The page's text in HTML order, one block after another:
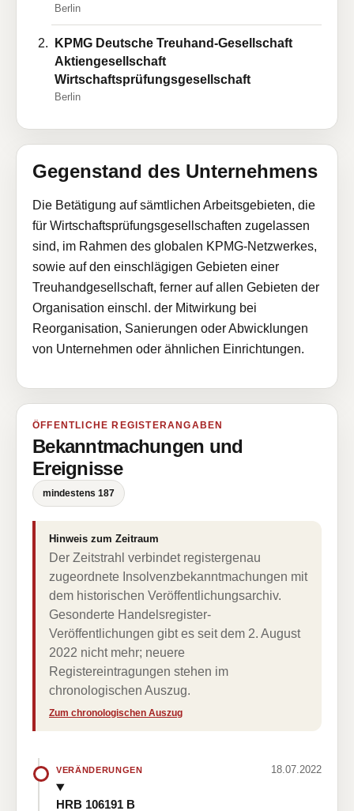
Berlin
KPMG Deutsche Treuhand-Gesellschaft
Aktiengesellschaft
Wirtschaftsprüfungsgesellschaft
Berlin
Gegenstand des Unternehmens
Die Betätigung auf sämtlichen Arbeitsgebieten, die
für Wirtschaftsprüfungsgesellschaften zugelassen
sind, im Rahmen des globalen KPMG-Netzwerkes,
sowie auf den einschlägigen Gebieten einer
Treuhandgesellschaft, ferner auf allen Gebieten der
Organisation einschl. der Mitwirkung bei
Reorganisation, Sanierungen oder Abwicklungen
von Unternehmen oder ähnlichen Einrichtungen.
ÖFFENTLICHE REGISTERANGABEN
Bekanntmachungen und
Ereignisse
mindestens 187
Hinweis zum Zeitraum
Der Zeitstrahl verbindet registergenau
zugeordnete Insolvenzbekanntmachungen mit
dem historischen Veröffentlichungsarchiv.
Gesonderte Handelsregister-
Veröffentlichungen gibt es seit dem 2. August
2022 nicht mehr; neuere
Registereintragungen stehen im
chronologischen Auszug.
Zum chronologischen Auszug
VERÄNDERUNGEN 18.07.2022
HRB 106191 B